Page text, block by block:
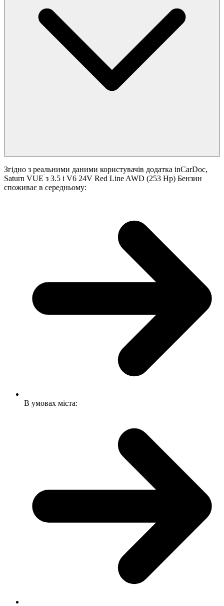
Згідно з реальними даними користувачів додатка inCarDoc,
Saturn VUE з 3.5 i V6 24V Red Line AWD (253 Hp) Бензин
споживає в середньому:
В умовах міста: